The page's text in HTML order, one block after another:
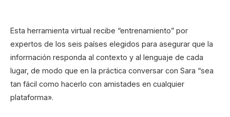
Esta herramienta virtual recibe “entrenamiento” por
expertos de los seis países elegidos para asegurar que la
información responda al contexto y al lenguaje de cada
lugar, de modo que en la práctica conversar con Sara “sea
tan fácil como hacerlo con amistades en cualquier
plataforma».